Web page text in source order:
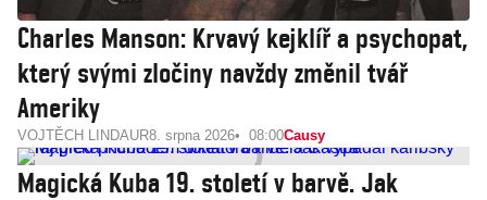
Charles Manson: Krvavý kejklíř a psychopat,
který svými zločiny navždy změnil tvář
Ameriky
VOJTĚCH LINDAUR8. srpna 2026 08:00Causy
Magická Kuba 19. století v barvě. Jak